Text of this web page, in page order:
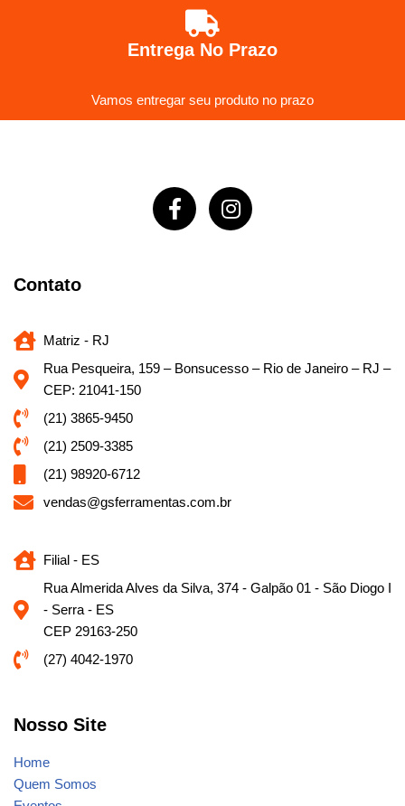
Entrega No Prazo
Vamos entregar seu produto no prazo
Contato
Matriz - RJ
Rua Pesqueira, 159 – Bonsucesso – Rio de Janeiro – RJ –
CEP: 21041-150
(21) 3865-9450
(21) 2509-3385
(21) 98920-6712
vendas@gsferramentas.com.br
Filial - ES
Rua Almerida Alves da Silva, 374 - Galpão 01 - São Diogo I
- Serra - ES
CEP 29163-250
(27) 4042-1970
Nosso Site
Home
Quem Somos